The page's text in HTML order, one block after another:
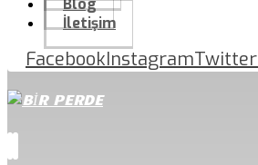
Blog
İletişim
FacebookInstagramTwitter